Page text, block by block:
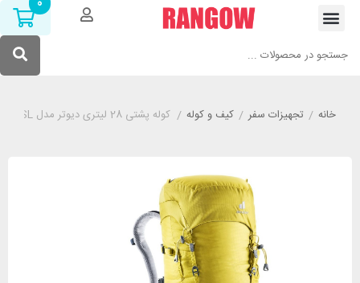
خانه/ تجهیزات سفر/ کیف و کوله/ کوله پشتی 28 لیتری دیوتر مدل DEUTER GUIDE LITE 28+ SL زرد